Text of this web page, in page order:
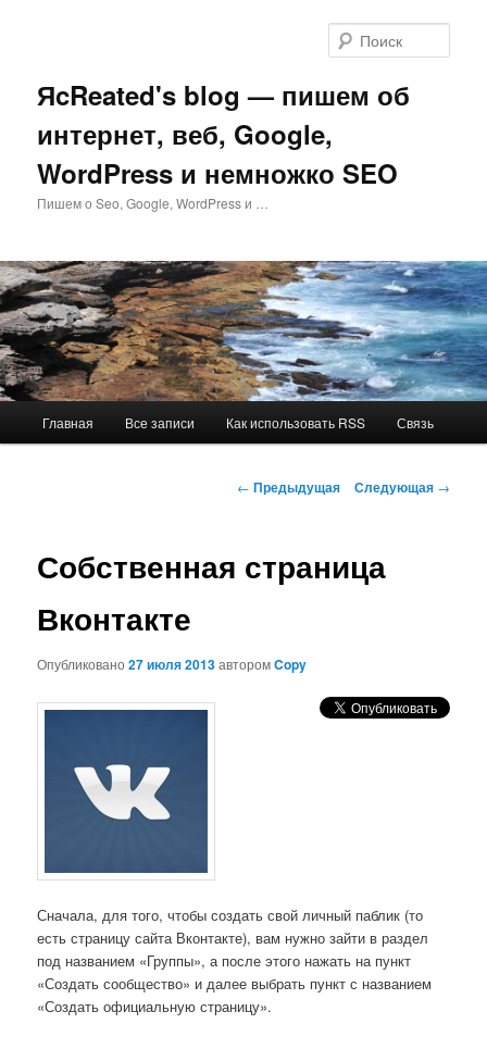
ЯcReated's blog — пишем об
интернет, веб, Google,
WordPress и немножко SEO
Пишем о Seo, Google, WordPress и …
Главная Все записи Как использовать RSS Связь
Навигация
← Предыдущая Следующая →
Собственная страница
Вконтакте
Опубликовано27 июля 2013авторомCopy
Сначала, для того, чтобы создать свой личный паблик (то
есть страницу сайта Вконтакте), вам нужно зайти в раздел
под названием «Группы», а после этого нажать на пункт
«Создать сообщество» и далее выбрать пункт с названием
«Создать официальную страницу».